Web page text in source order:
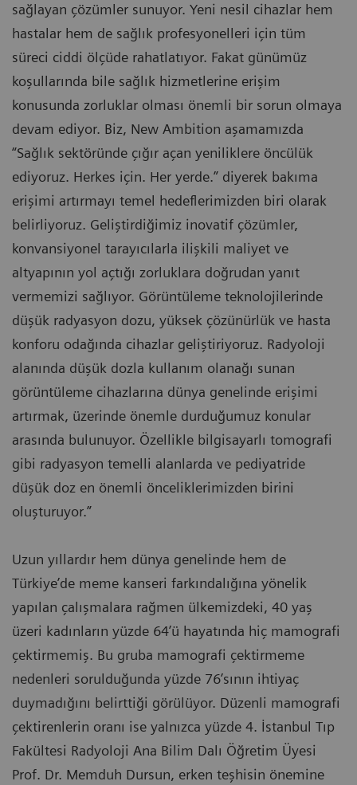
sağlayan çözümler sunuyor. Yeni nesil cihazlar hem
hastalar hem de sağlık profesyonelleri için tüm
süreci ciddi ölçüde rahatlatıyor. Fakat günümüz
koşullarında bile sağlık hizmetlerine erişim
konusunda zorluklar olması önemli bir sorun olmaya
devam ediyor. Biz, New Ambition aşamamızda
“Sağlık sektöründe çığır açan yeniliklere öncülük
ediyoruz. Herkes için. Her yerde.” diyerek bakıma
erişimi artırmayı temel hedeflerimizden biri olarak
belirliyoruz. Geliştirdiğimiz inovatif çözümler,
konvansiyonel tarayıcılarla ilişkili maliyet ve
altyapının yol açtığı zorluklara doğrudan yanıt
vermemizi sağlıyor. Görüntüleme teknolojilerinde
düşük radyasyon dozu, yüksek çözünürlük ve hasta
konforu odağında cihazlar geliştiriyoruz. Radyoloji
alanında düşük dozla kullanım olanağı sunan
görüntüleme cihazlarına dünya genelinde erişimi
artırmak, üzerinde önemle durduğumuz konular
arasında bulunuyor. Özellikle bilgisayarlı tomografi
gibi radyasyon temelli alanlarda ve pediyatride
düşük doz en önemli önceliklerimizden birini
oluşturuyor.”
Uzun yıllardır hem dünya genelinde hem de
Türkiye’de meme kanseri farkındalığına yönelik
yapılan çalışmalara rağmen ülkemizdeki, 40 yaş
üzeri kadınların yüzde 64’ü hayatında hiç mamografi
çektirmemiş. Bu gruba mamografi çektirmeme
nedenleri sorulduğunda yüzde 76’sının ihtiyaç
duymadığını belirttiği görülüyor. Düzenli mamografi
çektirenlerin oranı ise yalnızca yüzde 4. İstanbul Tıp
Fakültesi Radyoloji Ana Bilim Dalı Öğretim Üyesi
Prof. Dr. Memduh Dursun, erken teşhisin önemine